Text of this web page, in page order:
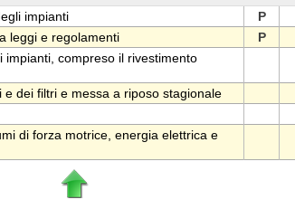
impianti
P
leggi e regolamenti
P
impianti, compreso il rivestimento
e dei filtri e messa a riposo stagionale
di forza motrice, energia elettrica e